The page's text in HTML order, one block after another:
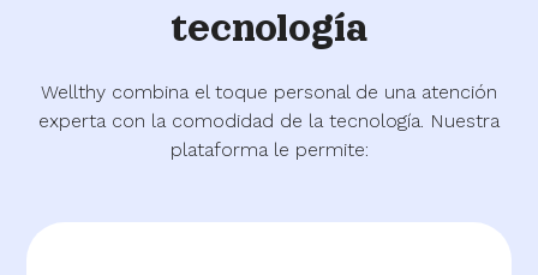
tecnología
Wellthy combina el toque personal de una atención
experta con la comodidad de la tecnología. Nuestra
plataforma le permite: